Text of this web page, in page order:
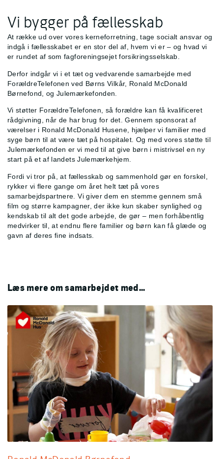
Vi bygger på fællesskab
At række ud over vores kerneforretning, tage socialt ansvar og
indgå i fællesskabet er en stor del af, hvem vi er – og hvad vi
er rundet af som fagforeningsejet forsikringsselskab.
Derfor indgår vi i et tæt og vedvarende samarbejde med
ForældreTelefonen ved Børns Vilkår, Ronald McDonald
Børnefond, og Julemærkefonden.
Vi støtter ForældreTelefonen, så forældre kan få kvalificeret
rådgivning, når de har brug for det. Gennem sponsorat af
værelser i Ronald McDonald Husene, hjælper vi familier med
syge børn til at være tæt på hospitalet. Og med vores støtte til
Julemærkefonden er vi med til at give børn i mistrivsel en ny
start på et af landets Julemærkehjem.
Fordi vi tror på, at fællesskab og sammenhold gør en forskel,
rykker vi flere gange om året helt tæt på vores
samarbejdspartnere. Vi giver dem en stemme gennem små
film og større kampagner, der ikke kun skaber synlighed og
kendskab til alt det gode arbejde, de gør – men forhåbentlig
medvirker til, at endnu flere familier og børn kan få glæde og
gavn af deres fine indsats.
Læs mere om samarbejdet med...